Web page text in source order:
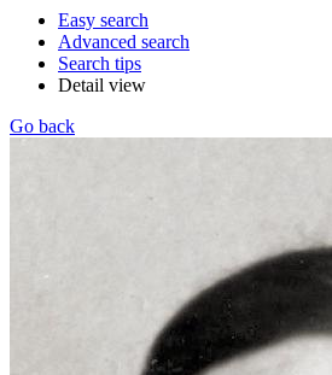
Easy search
Advanced search
Search tips
Detail view
Go back